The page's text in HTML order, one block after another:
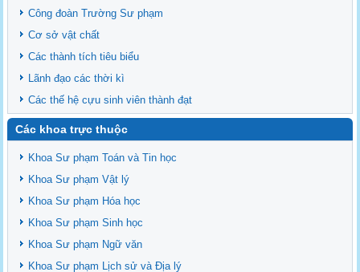
Công đoàn Trường Sư phạm
Cơ sở vật chất
Các thành tích tiêu biểu
Lãnh đạo các thời kì
Các thế hệ cựu sinh viên thành đạt
Các khoa trực thuộc
Khoa Sư phạm Toán và Tin học
Khoa Sư phạm Vật lý
Khoa Sư phạm Hóa học
Khoa Sư phạm Sinh học
Khoa Sư phạm Ngữ văn
Khoa Sư phạm Lịch sử và Địa lý